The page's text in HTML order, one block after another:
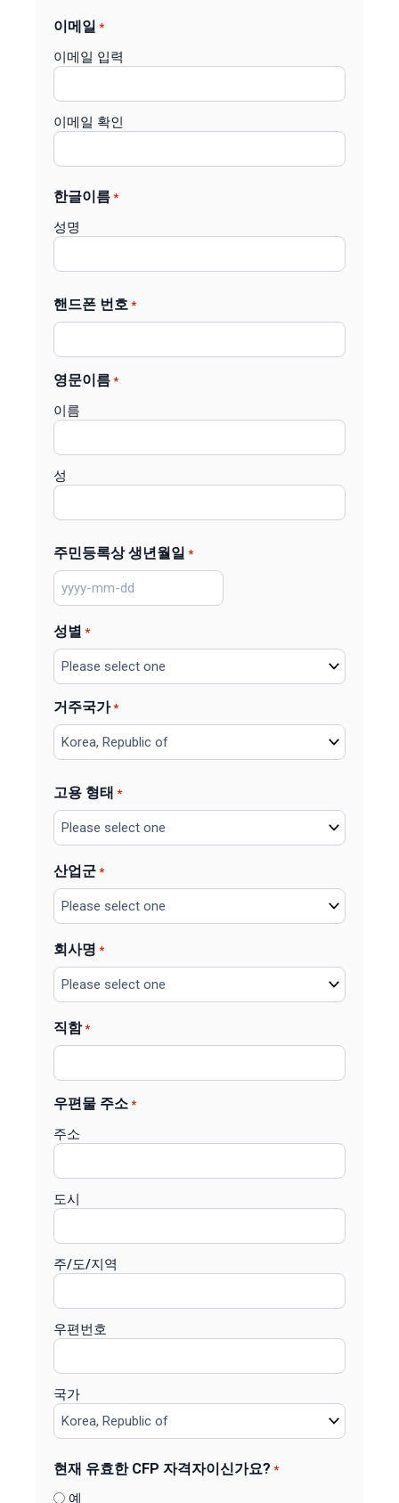
이메일 *
이메일 입력
이메일 확인
한글이름 *
성명
핸드폰 번호 *
영문이름 *
이름
성
주민등록상 생년월일 *
성별 *
거주국가 *
고용 형태 *
산업군 *
회사명 *
직함 *
우편물 주소 *
주소
도시
주/도/지역
우편번호
국가
현재 유효한 CFP 자격자이신가요? *
예